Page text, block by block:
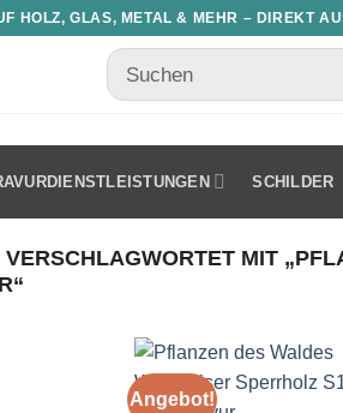
HOLZ, GLAS, METAL & MEHR – DIREKT
SCHILDER
MIT
Angebot!